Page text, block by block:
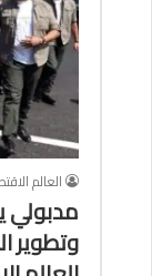
العالم
مدبولي
وتطوير